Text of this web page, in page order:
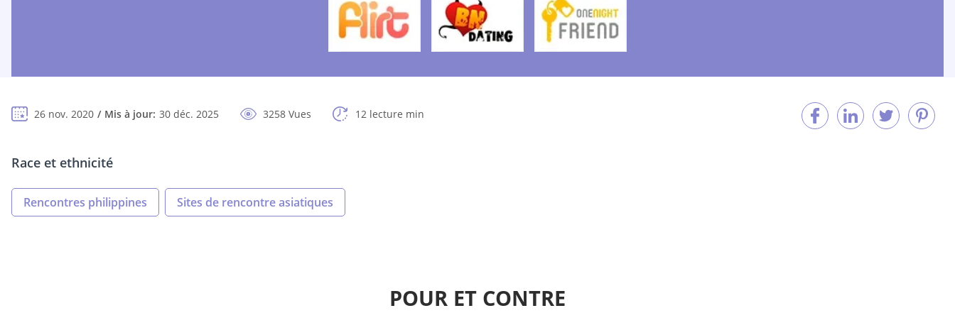
26 nov. 2020 Mis à jour: 30 déc. 2025 3258 Vues 12 lecture min
Race et ethnicité
Rencontres philippines Sites de rencontre asiatiques
POUR ET CONTRE